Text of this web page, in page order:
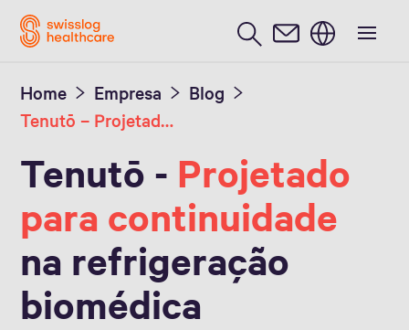
Português / Portuguese
Home Empresa
Blog
Tenutō – Projetado para continuidade
Tenutō - Projetado
para continuidade
na refrigeração
biomédica